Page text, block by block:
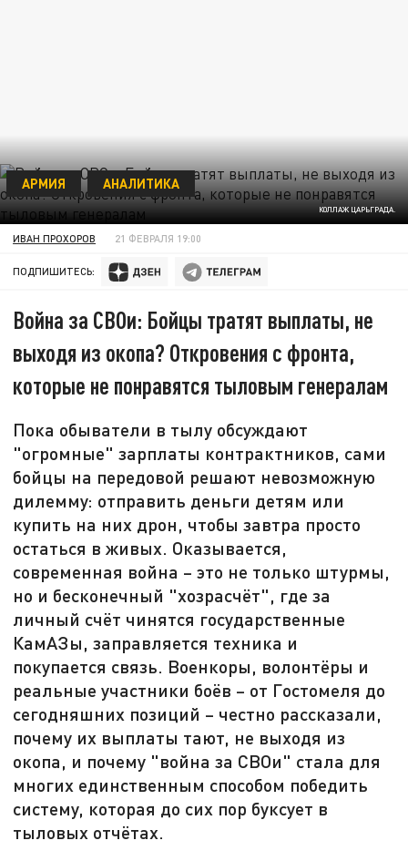
КОЛЛАЖ ЦАРЬГРАДА.
АРМИЯ АНАЛИТИКА
ИВАН ПРОХОРОВ 21 ФЕВРАЛЯ 19:00
ПОДПИШИТЕСЬ:
Война за СВОи: Бойцы тратят выплаты, не
выходя из окопа? Откровения с фронта,
которые не понравятся тыловым генералам
Пока обыватели в тылу обсуждают
"огромные" зарплаты контрактников, сами
бойцы на передовой решают невозможную
дилемму: отправить деньги детям или
купить на них дрон, чтобы завтра просто
остаться в живых. Оказывается,
современная война – это не только штурмы,
но и бесконечный "хозрасчёт", где за
личный счёт чинятся государственные
КамАЗы, заправляется техника и
покупается связь. Военкоры, волонтёры и
реальные участники боёв – от Гостомеля до
сегодняшних позиций – честно рассказали,
почему их выплаты тают, не выходя из
окопа, и почему "война за СВОи" стала для
многих единственным способом победить
систему, которая до сих пор буксует в
тыловых отчётах.